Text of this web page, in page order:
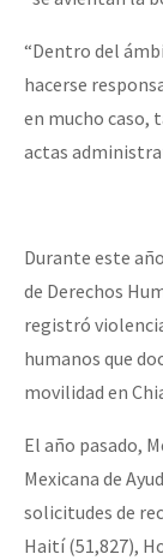
“Dentro del
hacerse
en mucho caso,
actas
Durante este
de Derechos
registró
humanos que
movilidad en
El año pasado,
Mexicana de
solicitudes de
Haití (51,827),